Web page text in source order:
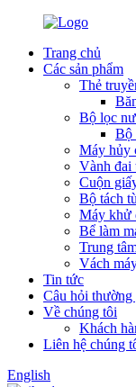
Trang chủ
Các sản phẩm
Thẻ
Bộ lọc
Bộ
Máy hủy
Vành đai
Cuộn
Bộ tách
Máy khử
Bể làm
Trung
Vách
Tin tức
Câu hỏi thường
Về chúng tôi
Khách
Liên hệ chúng
English